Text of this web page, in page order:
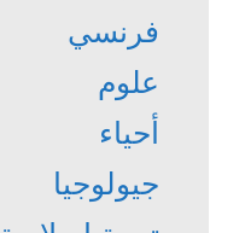
فرنسي
علوم
أحياء
جيولوجيا